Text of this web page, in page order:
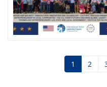
Pagina
curentă
1 2